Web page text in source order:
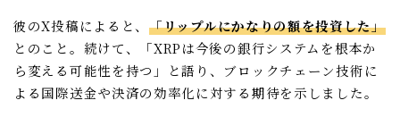
彼のX投稿によると、 「リップルにかなりの額を投資した」
とのこと。続けて、「XRPは今後の銀行システムを根本か
ら変える可能性を持つ」と語り、ブロックチェーン技術に
よる国際送金や決済の効率化に対する期待を示しました。